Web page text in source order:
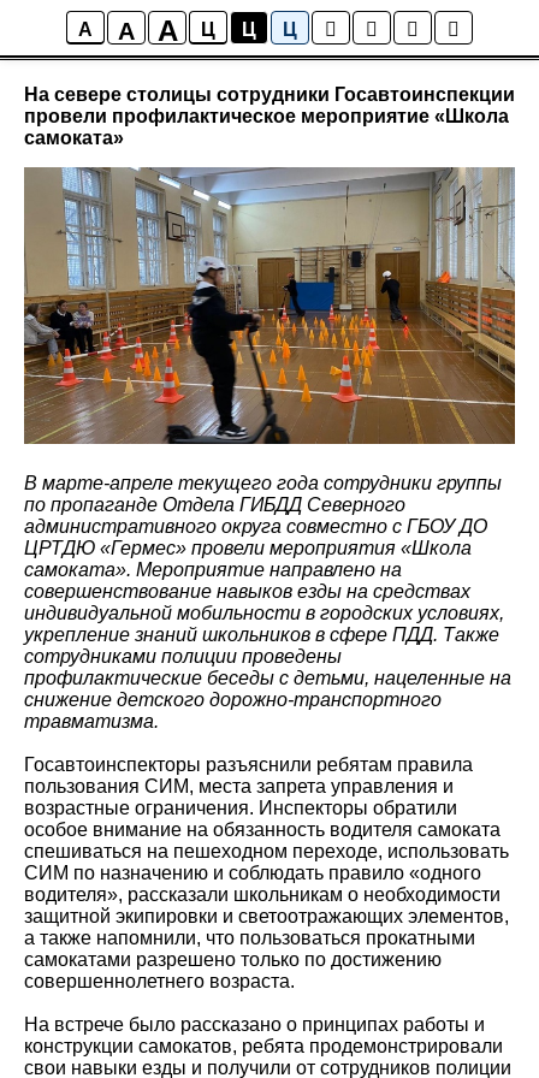
A A A Ц Ц Ц
Новости района Коптево
На севере столицы сотрудники Госавтоинспекции
провели профилактическое мероприятие «Школа
самоката»
В марте-апреле текущего года сотрудники группы
по пропаганде Отдела ГИБДД Северного
административного округа совместно с ГБОУ ДО
ЦРТДЮ «Гермес» провели мероприятия «Школа
самоката». Мероприятие направлено на
совершенствование навыков езды на средствах
индивидуальной мобильности в городских условиях,
укрепление знаний школьников в сфере ПДД. Также
сотрудниками полиции проведены
профилактические беседы с детьми, нацеленные на
снижение детского дорожно-транспортного
травматизма.
Госавтоинспекторы разъяснили ребятам правила
пользования СИМ, места запрета управления и
возрастные ограничения. Инспекторы обратили
особое внимание на обязанность водителя самоката
спешиваться на пешеходном переходе, использовать
СИМ по назначению и соблюдать правило «одного
водителя», рассказали школьникам о необходимости
защитной экипировки и светоотражающих элементов,
а также напомнили, что пользоваться прокатными
самокатами разрешено только по достижению
совершеннолетнего возраста.
На встрече было рассказано о принципах работы и
конструкции самокатов, ребята продемонстрировали
свои навыки езды и получили от сотрудников полиции